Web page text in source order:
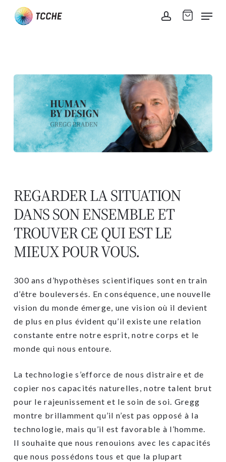
account
REGARDER LA SITUATION
DANS SON ENSEMBLE ET
TROUVER CE QUI EST LE
MIEUX POUR VOUS.
300 ans d’hypothèses scientifiques sont en train
d’être bouleversés. En conséquence, une nouvelle
vision du monde émerge, une vision où il devient
de plus en plus évident qu’il existe une relation
constante entre notre esprit, notre corps et le
monde qui nous entoure.
La technologie s’efforce de nous distraire et de
copier nos capacités naturelles, notre talent brut
pour le rajeunissement et le soin de soi. Gregg
montre brillamment qu’il n’est pas opposé à la
technologie, mais qu’il est favorable à l’homme.
Il souhaite que nous renouions avec les capacités
que nous possédons tous et que la plupart